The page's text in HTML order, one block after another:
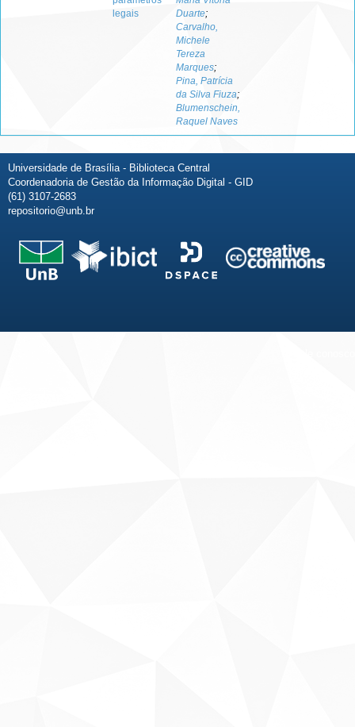
legais
Duarte;
Carvalho,
Michele
Tereza
Marques;
Pina, Patrícia
da Silva Fiuza;
Blumenschein,
Raquel Naves
Universidade de Brasília - Biblioteca Central
Coordenadoria de Gestão da Informação Digital - GID
(61) 3107-2683
repositorio@unb.br